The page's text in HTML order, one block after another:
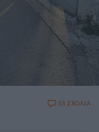
53 ΣΧΟΛΙΑ